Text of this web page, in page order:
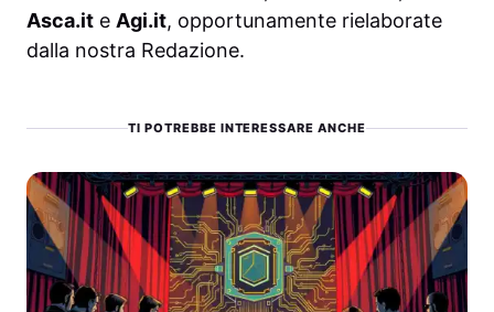
Asca.it e Agi.it, opportunamente rielaborate
dalla nostra Redazione.
TI POTREBBE INTERESSARE ANCHE